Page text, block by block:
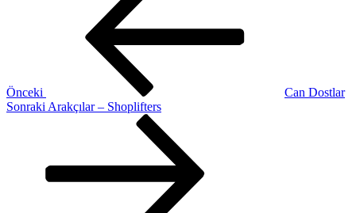
Önceki
Can Dostlar
Sonraki
Sonraki Arakçılar – Shoplifters